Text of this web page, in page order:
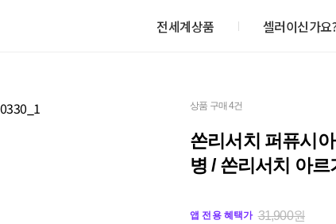
전세계상품 셀러이신가요
상품 구매 4건
쏜리서치 퍼퓨시
병 / 쏜리서치 아
앱 전용 혜택가 31,900원